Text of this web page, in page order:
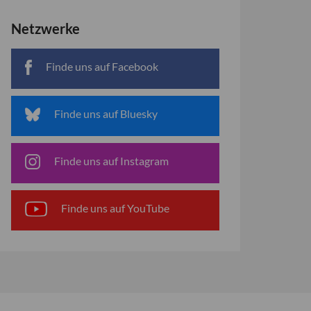
Netzwerke
Finde uns auf Facebook
Finde uns auf Bluesky
Finde uns auf Instagram
Finde uns auf YouTube